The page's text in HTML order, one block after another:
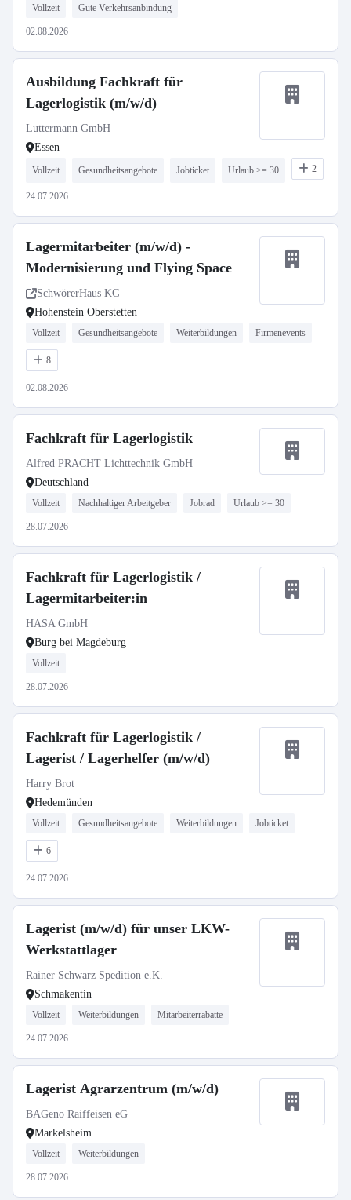
Vollzeit Gute Verkehrsanbindung
02.08.2026
Ausbildung Fachkraft für
Lagerlogistik (m/w/d)
Luttermann GmbH
Essen
Vollzeit Gesundheitsangebote Jobticket Urlaub >= 30 2
24.07.2026
Lagermitarbeiter (m/w/d) -
Modernisierung und Flying Space
SchwörerHaus KG
Hohenstein Oberstetten
Vollzeit Gesundheitsangebote Weiterbildungen Firmenevents
8
02.08.2026
Fachkraft für Lagerlogistik
Alfred PRACHT Lichttechnik GmbH
Deutschland
Vollzeit Nachhaltiger Arbeitgeber Jobrad Urlaub >= 30
28.07.2026
Fachkraft für Lagerlogistik /
Lagermitarbeiter:in
HASA GmbH
Burg bei Magdeburg
Vollzeit
28.07.2026
Fachkraft für Lagerlogistik /
Lagerist / Lagerhelfer (m/w/d)
Harry Brot
Hedemünden
Vollzeit Gesundheitsangebote Weiterbildungen Jobticket
6
24.07.2026
Lagerist (m/w/d) für unser LKW-
Werkstattlager
Rainer Schwarz Spedition e.K.
Schmakentin
Vollzeit Weiterbildungen Mitarbeiterrabatte
24.07.2026
Lagerist Agrarzentrum (m/w/d)
BAGeno Raiffeisen eG
Markelsheim
Vollzeit Weiterbildungen
28.07.2026